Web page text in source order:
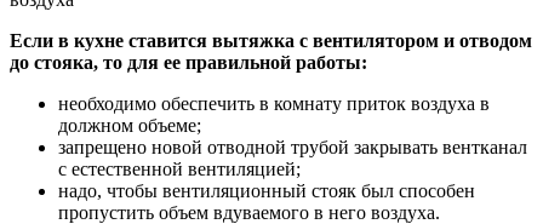
Если в кухне ставится вытяжка с вентилятором и отводом
до стояка, то для ее правильной работы:
необходимо обеспечить в комнату приток воздуха в
должном объеме;
запрещено новой отводной трубой закрывать вентканал
с естественной вентиляцией;
надо, чтобы вентиляционный стояк был способен
пропустить объем вдуваемого в него воздуха.